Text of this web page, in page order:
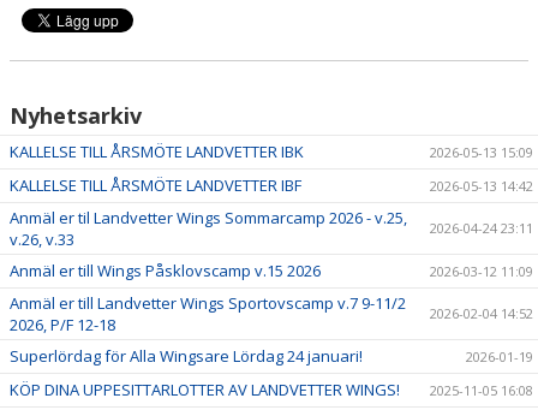
Nyhetsarkiv
KALLELSE TILL ÅRSMÖTE LANDVETTER IBK 2026-05-13 15:09
KALLELSE TILL ÅRSMÖTE LANDVETTER IBF 2026-05-13 14:42
Anmäl er til Landvetter Wings Sommarcamp 2026 - v.25,
v.26, v.33
2026-04-24 23:11
Anmäl er till Wings Påsklovscamp v.15 2026 2026-03-12 11:09
Anmäl er till Landvetter Wings Sportovscamp v.7 9-11/2
2026, P/F 12-18
2026-02-04 14:52
Superlördag för Alla Wingsare Lördag 24 januari! 2026-01-19
KÖP DINA UPPESITTARLOTTER AV LANDVETTER WINGS! 2025-11-05 16:08